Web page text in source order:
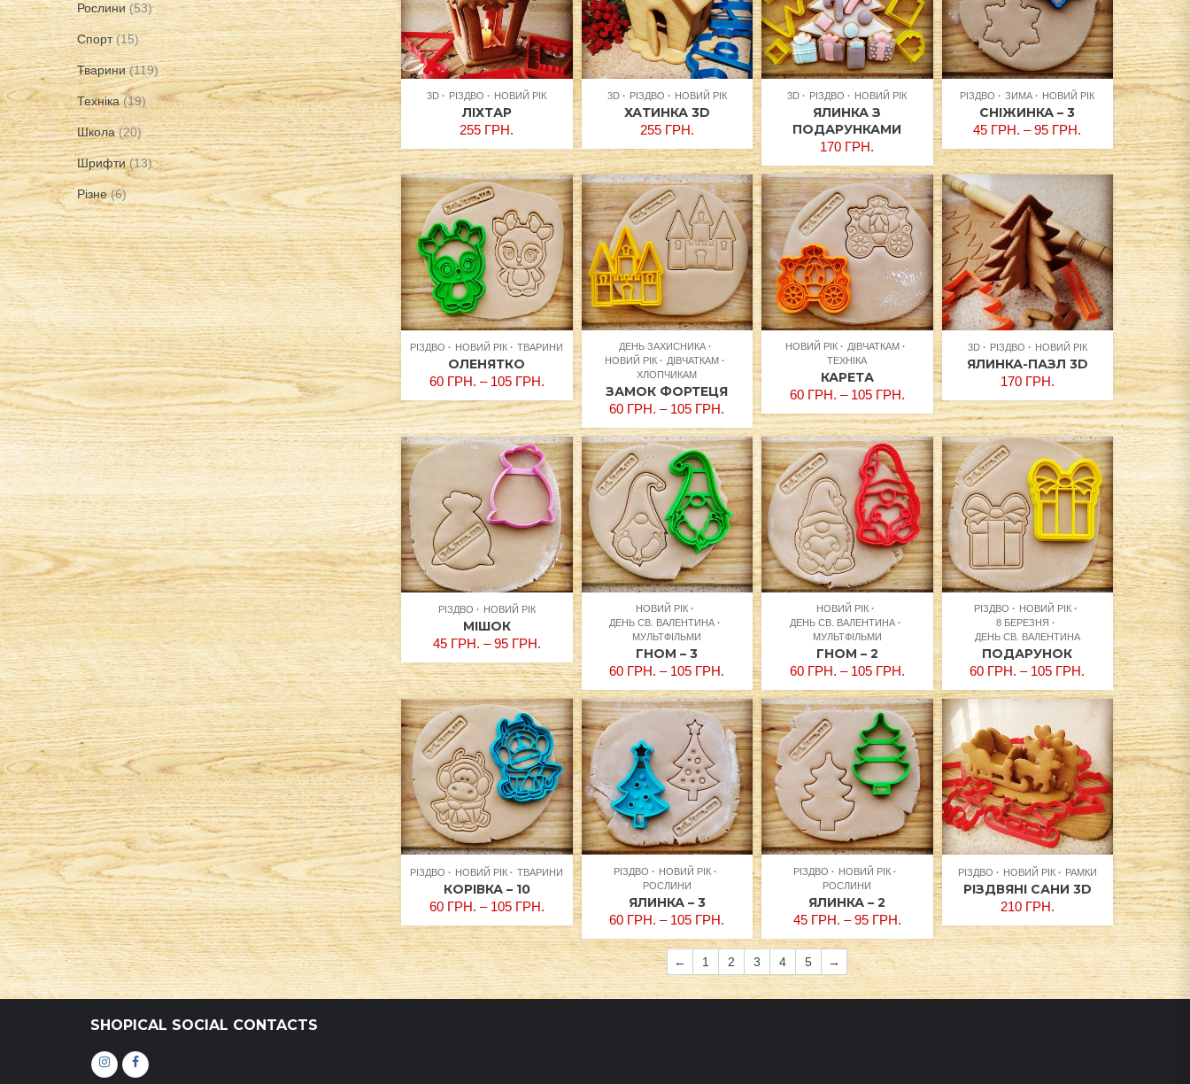
3D РІЗДВО НОВИЙ РІК
ЛІХТАР
255 ГРН.
3D РІЗДВО НОВИЙ РІК
ХАТИНКА 3D
255 ГРН.
3D РІЗДВО НОВИЙ РІК
ЯЛИНКА З
ПОДАРУНКАМИ
170 ГРН.
РІЗДВО ЗИМА НОВИЙ РІК
СНІЖИНКА – 3
45 ГРН. –95 ГРН.
РІЗДВО НОВИЙ РІК ТВАРИНИ
ОЛЕНЯТКО
60 ГРН. – 105 ГРН.
ДЕНЬ ЗАХИСНИКА
НОВИЙ РІК
ДІВЧАТКАМ
ХЛОПЧИКАМ
ЗАМОК ФОРТЕЦЯ
60 ГРН. – 105 ГРН.
НОВИЙ РІК
ДІВЧАТКАМ
ТЕХНІКА
КАРЕТА
60 ГРН. – 105 ГРН.
3D РІЗДВО НОВИЙ РІК
ЯЛИНКА-ПАЗЛ 3D
170 ГРН.
РІЗДВО НОВИЙ РІК
МІШОК
45 ГРН. –95 ГРН.
НОВИЙ РІК
ДЕНЬ СВ. ВАЛЕНТИНА
МУЛЬТФІЛЬМИ
ГНОМ – 3
60 ГРН. – 105 ГРН.
НОВИЙ РІК
ДЕНЬ СВ. ВАЛЕНТИНА
МУЛЬТФІЛЬМИ
ГНОМ – 2
60 ГРН. – 105 ГРН.
РІЗДВО
НОВИЙ РІК
8 БЕРЕЗНЯ
ДЕНЬ СВ. ВАЛЕНТИНА
ПОДАРУНОК
60 ГРН. – 105 ГРН.
РІЗДВО НОВИЙ РІК ТВАРИНИ
КОРІВКА – 10
60 ГРН. – 105 ГРН.
РІЗДВО
НОВИЙ РІК
РОСЛИНИ
ЯЛИНКА – 3
60 ГРН. – 105 ГРН.
РІЗДВО
НОВИЙ РІК
РОСЛИНИ
ЯЛИНКА – 2
45 ГРН. –95 ГРН.
РІЗДВО НОВИЙ РІК РАМКИ
РІЗДВЯНІ САНИ 3D
210 ГРН.
← 1 2 3 4 5 →
Рослини (53)
Спорт (15)
Тварини (119)
Техніка (19)
Школа (20)
Шрифти (13)
Різне (6)
SHOPICAL SOCIAL CONTACTS
ІнстаграмФейсбук